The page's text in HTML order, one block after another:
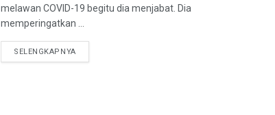
melawan COVID-19 begitu dia menjabat. Dia
memperingatkan ...
SELENGKAPNYA